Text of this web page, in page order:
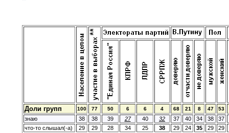
Доли групп 100 77 50 6 6 4 68 21 8 47 53
знаю 38 38 39 27 40 32 37 40 34 38 37
что-то слышал(-а)
29 29 28 34 25 38 29 24 35 29 29